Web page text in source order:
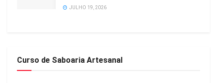
JULHO 19, 2026
Curso de Saboaria Artesanal